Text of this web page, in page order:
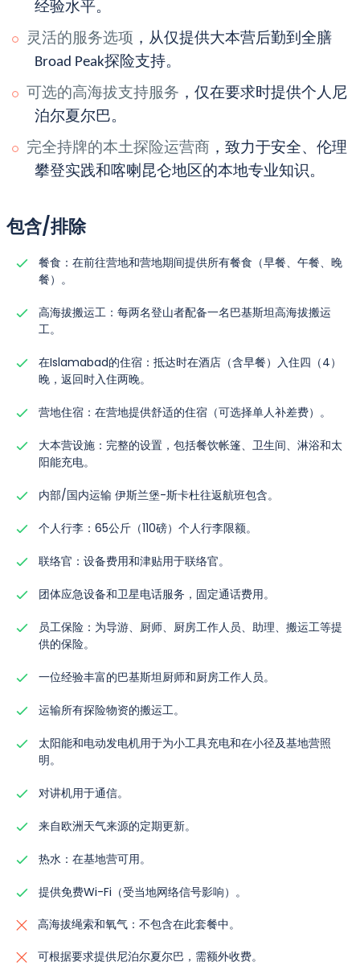
经验水平。
灵活的服务选项 ，从仅提供大本营后勤到全膳
Broad Peak探险支持。
可选的高海拔支持服务 ，仅在要求时提供个人尼
泊尔夏尔巴。
完全持牌的本土探险运营商 ，致力于安全、伦理
攀登实践和喀喇昆仑地区的本地专业知识。
包含/排除
餐食：在前往营地和营地期间提供所有餐食（早餐、午餐、晚
餐）。
高海拔搬运工：每两名登山者配备一名巴基斯坦高海拔搬运
工。
在Islamabad的住宿：抵达时在酒店（含早餐）入住四（4）
晚，返回时入住两晚。
营地住宿：在营地提供舒适的住宿（可选择单人补差费）。
大本营设施：完整的设置，包括餐饮帐篷、卫生间、淋浴和太
阳能充电。
内部/国内运输 伊斯兰堡-斯卡杜往返航班包含。
个人行李：65公斤（110磅）个人行李限额。
联络官：设备费用和津贴用于联络官。
团体应急设备和卫星电话服务，固定通话费用。
员工保险：为导游、厨师、厨房工作人员、助理、搬运工等提
供的保险。
一位经验丰富的巴基斯坦厨师和厨房工作人员。
运输所有探险物资的搬运工。
太阳能和电动发电机用于为小工具充电和在小径及基地营照
明。
对讲机用于通信。
来自欧洲天气来源的定期更新。
热水：在基地营可用。
提供免费Wi-Fi（受当地网络信号影响）。
高海拔绳索和氧气：不包含在此套餐中。
可根据要求提供尼泊尔夏尔巴，需额外收费。